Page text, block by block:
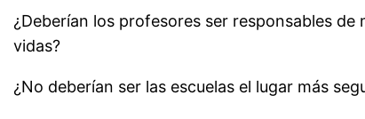
¿Deberían los profesores ser responsables
vidas?
¿No deberían ser las escuelas el lugar más